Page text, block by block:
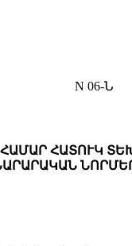
N 06-Ն
ՀԱՄԱՐ ՀԱՏՈՒԿ